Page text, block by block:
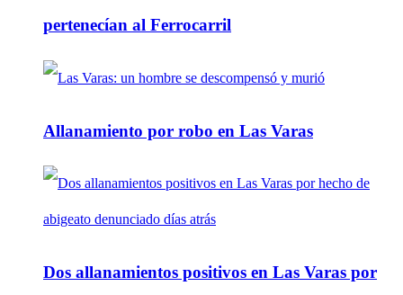
pertenecían al Ferrocarril
Allanamiento por robo en Las Varas
Dos allanamientos positivos en Las Varas por